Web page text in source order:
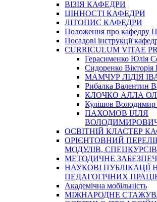
ВІЗІЯ КАФЕДРИ
ЦІННОСТІ КАФЕДРИ
ЛІТОПИС КАФЕДРИ
Положення про кафедру
Посадові інструкції
CURRICULUM VITAE
Герасименко Юлія
Сидоренко Вікторія
МАМЧУР ЛІДІЯ
Рибалка Валентин
КЛОЧКО АЛЛА
Кулішов Володимир
ПАХОМОВ ІЛЛЯ
ОСВІТНІЙ КЛАСТЕР
ОРІЄНТОВНИЙ
МОДУЛІВ, СПЕЦКУРСІВ
МЕТОДИЧНЕ
НАУКОВІ ПУБЛІКАЦІЇ
ПЕДАГОГІЧНИХ
Академічна мобільність
МІЖНАРОДНЕ